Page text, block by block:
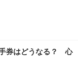
スクチェア メッシ
ニター | FlexScan
USB Type-C・ホワ
厚型 ワイド 42枚
券はどうなる？ 心